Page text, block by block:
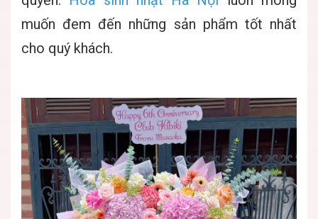
muốn đem đến những sản phẩm tốt nhất
cho quý khách.